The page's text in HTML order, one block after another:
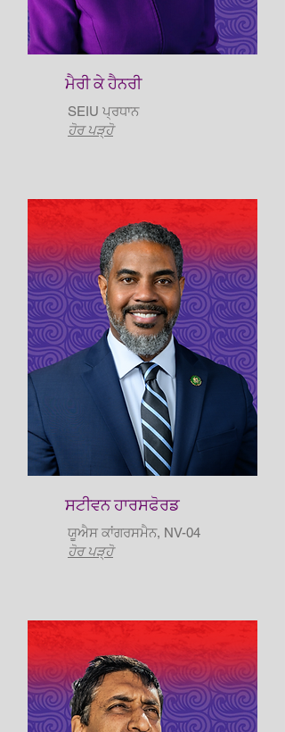
ਮੈਰੀ ਕੇ ਹੈਨਰੀ
SEIU ਪ੍ਰਧਾਨ
ਹੋਰ ਪੜ੍ਹੋ
ਸਟੀਵਨ ਹਾਰਸਫੋਰਡ
ਯੂਐਸ ਕਾਂਗਰਸਮੈਨ, NV-04
ਹੋਰ ਪੜ੍ਹੋ